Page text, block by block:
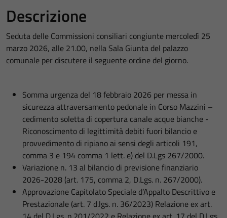
Descrizione
Seduta delle Commissioni consiliari congiunte mercoledì 25
marzo 2026, alle 21.00, nella Sala Giunta del palazzo
comunale per discutere il seguente ordine del giorno.
Somma urgenza del 18 febbraio 2026 per messa in
sicurezza attraversamento pedonale in Corso Mazzini –
cedimento soletta di copertura canale acque bianche -
Riconoscimento di legittimità debiti fuori bilancio e
provvedimento di ripiano ai sensi degli articoli 191,
comma 3 e 194 comma 1 lett. e) del D.Lgs 267/2000.
Variazione n. 13 al bilancio di previsione finanziario
2026-2028 (art. 175, comma 2, D.Lgs. n. 267/2000).
Approvazione Capitolato Speciale d’Appalto Descrittivo e
Prestazionale (art. 7 d.lgs. n. 36/2023) Relazione ex art.